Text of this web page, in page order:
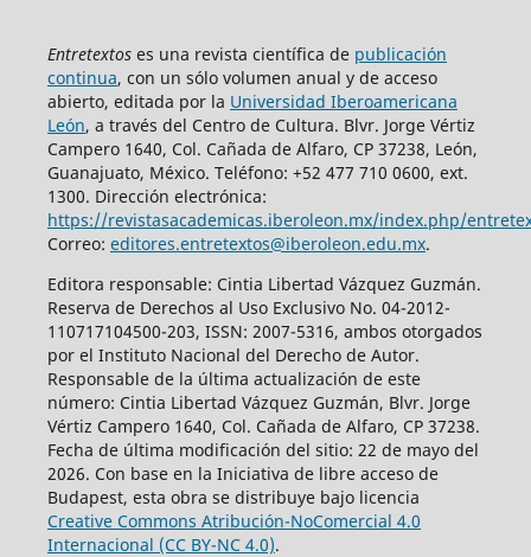
Entretextos es una revista científica de publicación
continua, con un sólo volumen anual y de acceso
abierto, editada por la Universidad Iberoamericana
León, a través del Centro de Cultura. Blvr. Jorge Vértiz
Campero 1640, Col. Cañada de Alfaro, CP 37238, León,
Guanajuato, México. Teléfono: +52 477 710 0600, ext.
1300. Dirección electrónica:
https://revistasacademicas.iberoleon.mx/index.php/
Correo: editores.entretextos@iberoleon.edu.mx.
Editora responsable: Cintia Libertad Vázquez Guzmán.
Reserva de Derechos al Uso Exclusivo No. 04-2012-
110717104500-203, ISSN: 2007-5316, ambos otorgados
por el Instituto Nacional del Derecho de Autor.
Responsable de la última actualización de este
número: Cintia Libertad Vázquez Guzmán, Blvr. Jorge
Vértiz Campero 1640, Col. Cañada de Alfaro, CP 37238.
Fecha de última modificación del sitio: 22 de mayo del
2026. Con base en la Iniciativa de libre acceso de
Budapest, esta obra se distribuye bajo licencia
Creative Commons Atribución-NoComercial 4.0
Internacional (CC BY-NC 4.0).